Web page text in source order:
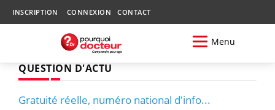
INSCRIPTION CONNEXION CONTACT
Menu
QUESTION D'ACTU
Gratuité réelle, numéro national d'info...